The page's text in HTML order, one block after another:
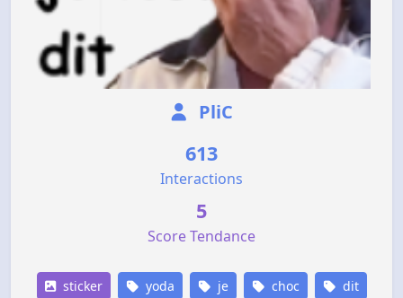
PliC
613
Interactions
5
Score Tendance
sticker yoda je choc dit